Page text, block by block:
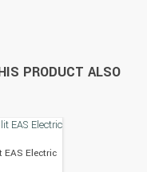
PRODUCT ALSO
EAS Electric